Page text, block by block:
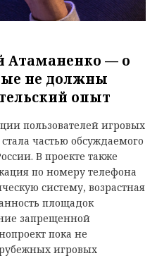
Атаманенко — о
не должны
опыт
пользователей игровых
частью обсуждаемого
В проекте также
по номеру телефона
систему, возрастная
площадок
запрещенной
пока не
игровых